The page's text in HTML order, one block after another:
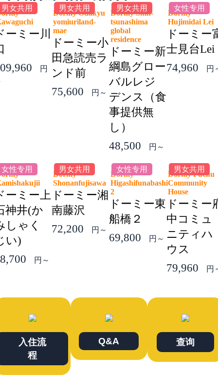
男女共用
ーミー川
円
男女共用
Dormy Odakyu
yomiuriland-
mae
ドーミー小
田急読売ラ
ンド前
75,600
円～
男女共用
Dormy Shin-
tsunashima
global
residence
ドーミー新
綱島グロー
バルレジ
デンス（食
事提供無
し）
48,500
円～
女性专用
Dormy
Hujimidai
ドーミー
士見台Lei
74,960
円
女性专用
ーミー上
神井(か
しゃく
い)
円～
男女共用
Dormy
Shonanfujisawa
ドーミー湘
南藤沢
72,200
円～
女性专用
Dormy
Higashifunabashi
2
ドーミー東
船橋２
69,800
円～
男女共用
Dormy Fuchu
Community
House
ドーミー
中コミュ
ニティハ
ウス
79,960
円
入住流
程
Q&A 查询